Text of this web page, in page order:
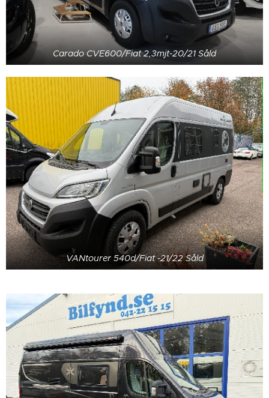
Carado CVE600/Fiat 2,3mjt-20/21 Såld
VANtourer 540d/Fiat -21/22 Såld